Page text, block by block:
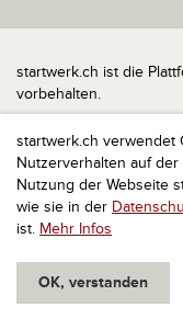
startwerk.ch verwendet
Nutzerverhalten auf
Nutzung der Webseite
wie sie in der
ist. Mehr Infos
OK, verstanden
startwerk.ch ist die
vorbehalten.
Impressum
Kontakt
nach oben